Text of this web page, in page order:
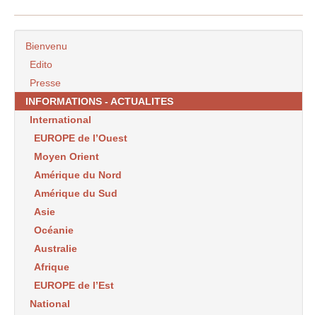
Bienvenu
Edito
Presse
INFORMATIONS - ACTUALITES
International
EUROPE de l’Ouest
Moyen Orient
Amérique du Nord
Amérique du Sud
Asie
Océanie
Australie
Afrique
EUROPE de l’Est
National